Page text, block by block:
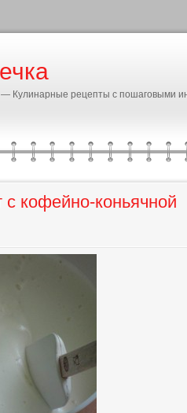
— Кулинарные рецепты с пошаговыми
кофейно-коньячной